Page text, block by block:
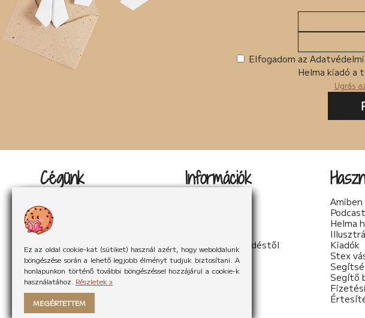
Ez az oldal cookie-kat (sütiket) használ azért, hogy weboldalunk
böngészése során a lehető legjobb élményt tudjuk biztosítani. A
honlapunkon történő további böngészéssel hozzájárul a cookie-k
használatához. Részletek »
MEGÉRTETTEM
Elfogadom az
Helma kiadó a
Ugrás
Cégünk
Rólunk
Rólunk mondták
Hírek
Partnereink
Információk
Elállás a szerződéstől
Helma
Kiadók
Stex
Segítő